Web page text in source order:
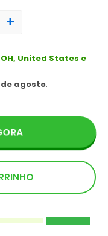
+
United States e
de agosto.